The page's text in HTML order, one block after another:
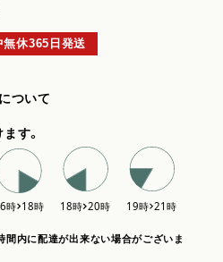
無休365日発送
ついて
す。
内に配達が出来ない場合がございま